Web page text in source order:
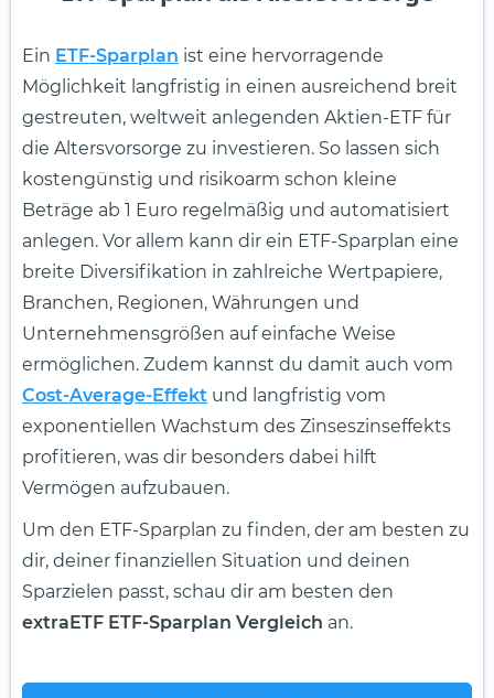
Ein ETF-Sparplan ist eine hervorragende
Möglichkeit langfristig in einen ausreichend breit
gestreuten, weltweit anlegenden Aktien-ETF für
die Altersvorsorge zu investieren. So lassen sich
kostengünstig und risikoarm schon kleine
Beträge ab 1 Euro regelmäßig und automatisiert
anlegen. Vor allem kann dir ein ETF-Sparplan eine
breite Diversifikation in zahlreiche Wertpapiere,
Branchen, Regionen, Währungen und
Unternehmensgrößen auf einfache Weise
ermöglichen. Zudem kannst du damit auch vom
Cost-Average-Effekt und langfristig vom
exponentiellen Wachstum des Zinseszinseffekts
profitieren, was dir besonders dabei hilft
Vermögen aufzubauen.
Um den ETF-Sparplan zu finden, der am besten zu
dir, deiner finanziellen Situation und deinen
Sparzielen passt, schau dir am besten den
extraETF ETF-Sparplan Vergleich an.